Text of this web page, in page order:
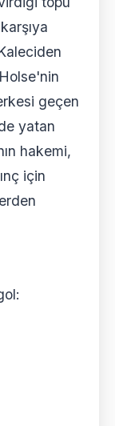
geçen
yatan
hakemi,
için